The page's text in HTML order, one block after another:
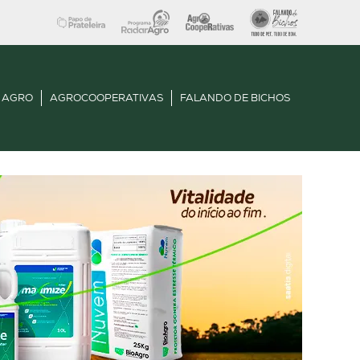
AGROCOOPERATIVAS FALANDO DE BICHOS